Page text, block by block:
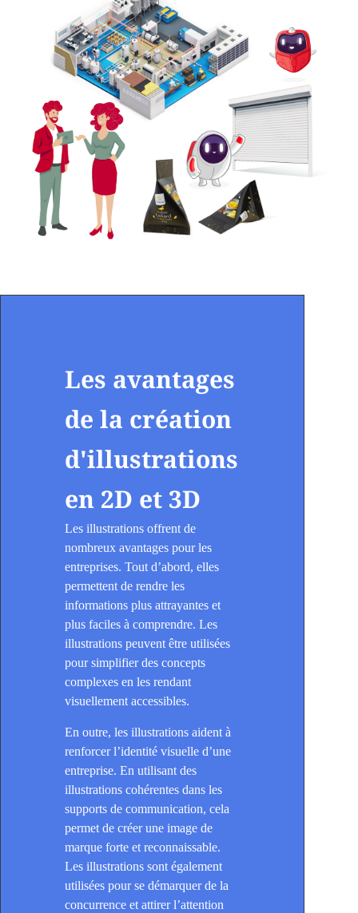
Les avantages
de la création
d'illustrations
en 2D et 3D
Les illustrations offrent de
nombreux avantages pour les
entreprises. Tout d’abord, elles
permettent de rendre les
informations plus attrayantes et
plus faciles à comprendre. Les
illustrations peuvent être utilisées
pour simplifier des concepts
complexes en les rendant
visuellement accessibles.
En outre, les illustrations aident à
renforcer l’identité visuelle d’une
entreprise. En utilisant des
illustrations cohérentes dans les
supports de communication, cela
permet de créer une image de
marque forte et reconnaissable.
Les illustrations sont également
utilisées pour se démarquer de la
concurrence et attirer l’attention